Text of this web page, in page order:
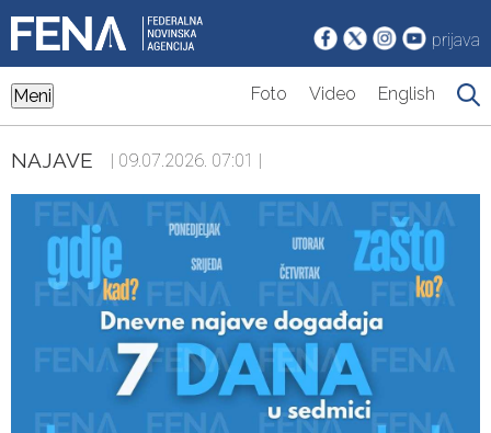
prijava
Meni Foto Video English
NAJAVE | 09.07.2026. 07:01 |